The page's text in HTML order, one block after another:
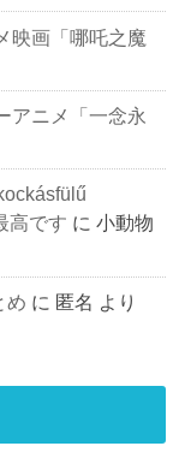
映画「哪吒之魔
アニメ「一念永
高です に小動物
め に 匿名 より